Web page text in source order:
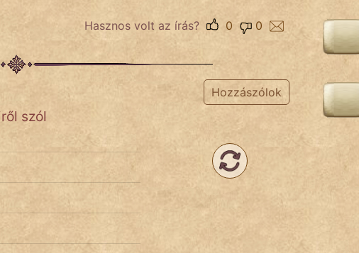
Hasznos volt az írás? 0
0
Hozzászólok
szól